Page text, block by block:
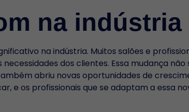
na indústria
na indústria. Muitos salões e
dos clientes. Essa mudança
abriu novas oportunidades de
e os profissionais que se adaptam a essa